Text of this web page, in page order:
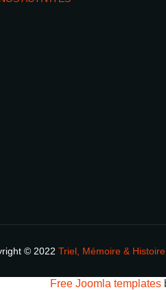
PASSE
© 2022 Triel, Mémoire & Histoire
Free Joomla templates